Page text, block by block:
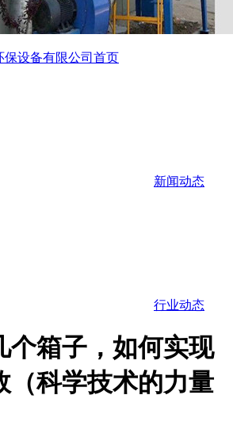
设备有限公司 首页
新闻动态
行业动态
个箱子，如何实现
（科学技术的力量